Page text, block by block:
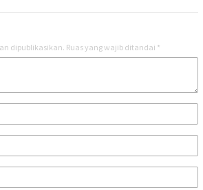
dipublikasikan. Ruas yang wajib ditandai *